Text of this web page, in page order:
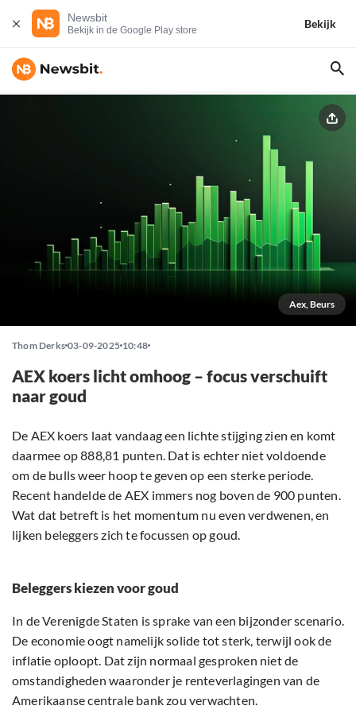
Newsbit
Bekijk in de Google Play store
Bekijk
Aex, Beurs
Thom Derks 03-09-2025 10:48
AEX koers licht omhoog – focus verschuift
naar goud
De AEX koers laat vandaag een lichte stijging zien en komt
daarmee op 888,81 punten. Dat is echter niet voldoende
om de bulls weer hoop te geven op een sterke periode.
Recent handelde de AEX immers nog boven de 900 punten.
Wat dat betreft is het momentum nu even verdwenen, en
lijken beleggers zich te focussen op goud.
Beleggers kiezen voor goud
In de Verenigde Staten is sprake van een bijzonder scenario.
De economie oogt namelijk solide tot sterk, terwijl ook de
inflatie oploopt. Dat zijn normaal gesproken niet de
omstandigheden waaronder je renteverlagingen van de
Amerikaanse centrale bank zou verwachten.